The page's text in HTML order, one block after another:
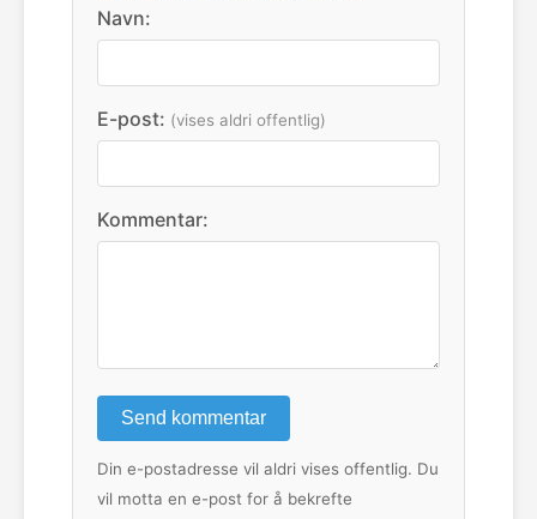
Navn:
E-post: (vises aldri offentlig)
Kommentar:
Send kommentar
Din e-postadresse vil aldri vises offentlig. Du
vil motta en e-post for å bekrefte